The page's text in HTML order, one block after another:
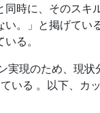
時に、そのスキ
。」と掲げて
る。
実現のため、現
いる 。以下、カ